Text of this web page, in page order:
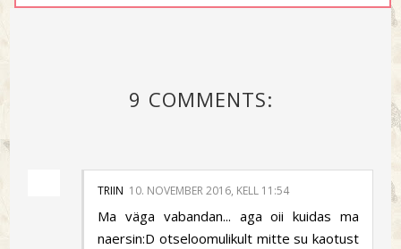
9 COMMENTS:
TRIIN 10. NOVEMBER 2016, KELL 11:54
Ma väga vabandan... aga oii kuidas ma
naersin:D otseloomulikult mitte su kaotust